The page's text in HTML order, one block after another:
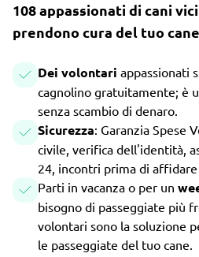
108 appassionati di cani
prendono cura del tuo
Dei volontari appassionati
cagnolino gratuitamente; è
senza scambio di denaro.
Sicurezza: Garanzia Spese
civile, verifica dell'identità,
24, incontri prima di affidare
Parti in vacanza o per un
bisogno di passeggiate più
volontari sono la soluzione
le passeggiate del tuo cane.